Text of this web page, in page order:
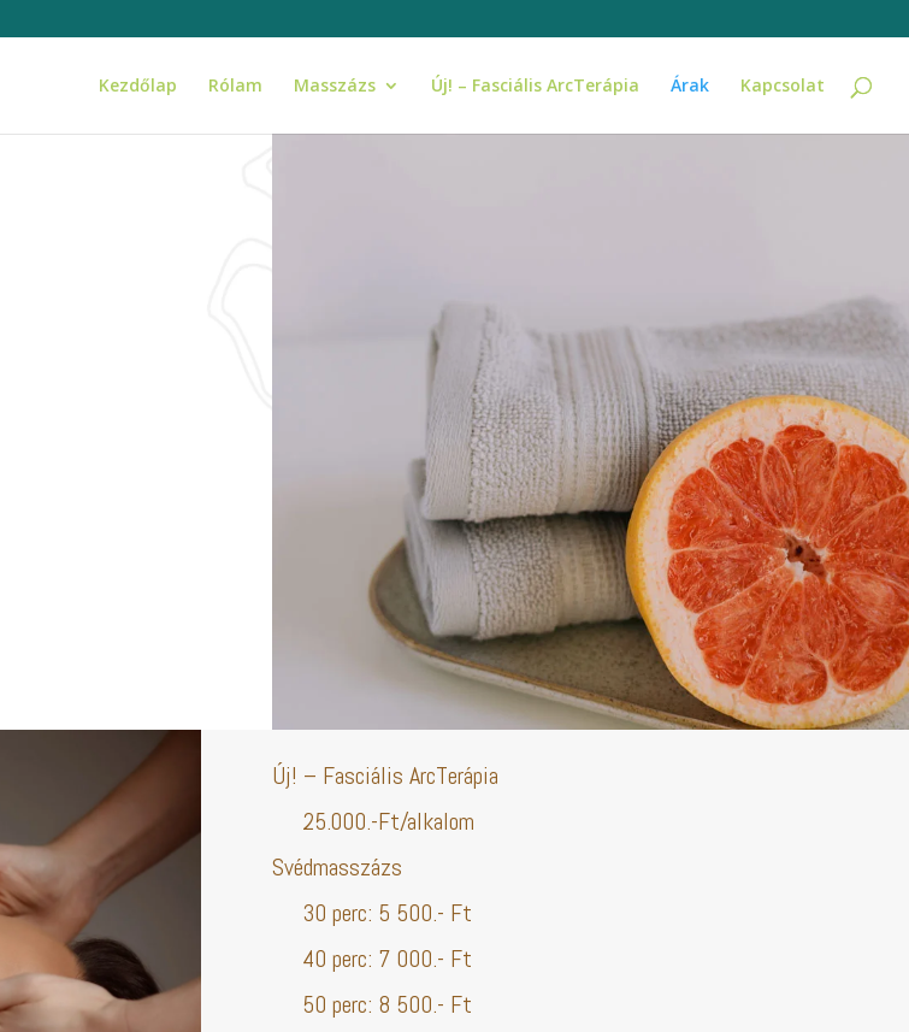
Kezdőlap Rólam Masszázs Új! – Fasciális ArcTerápia Árak Kapcsolat
Új! – Fasciális ArcTerápia
25.000.-Ft/alkalom
Svédmasszázs
30 perc: 5 500.- Ft
40 perc: 7 000.- Ft
50 perc: 8 500.- Ft